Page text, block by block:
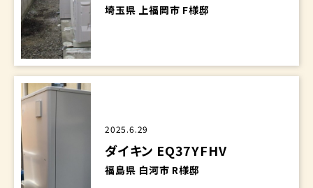
埼玉県 上福岡市 F様邸
2025.6.29
ダイキン EQ37YFHV
福島県 白河市 R様邸